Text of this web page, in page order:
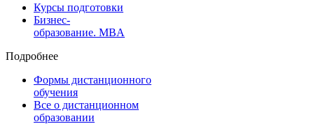
Курсы подготовки
Бизнес-
образование. MBA
Подробнее
Формы дистанционного
обучения
Все о дистанционном
образовании